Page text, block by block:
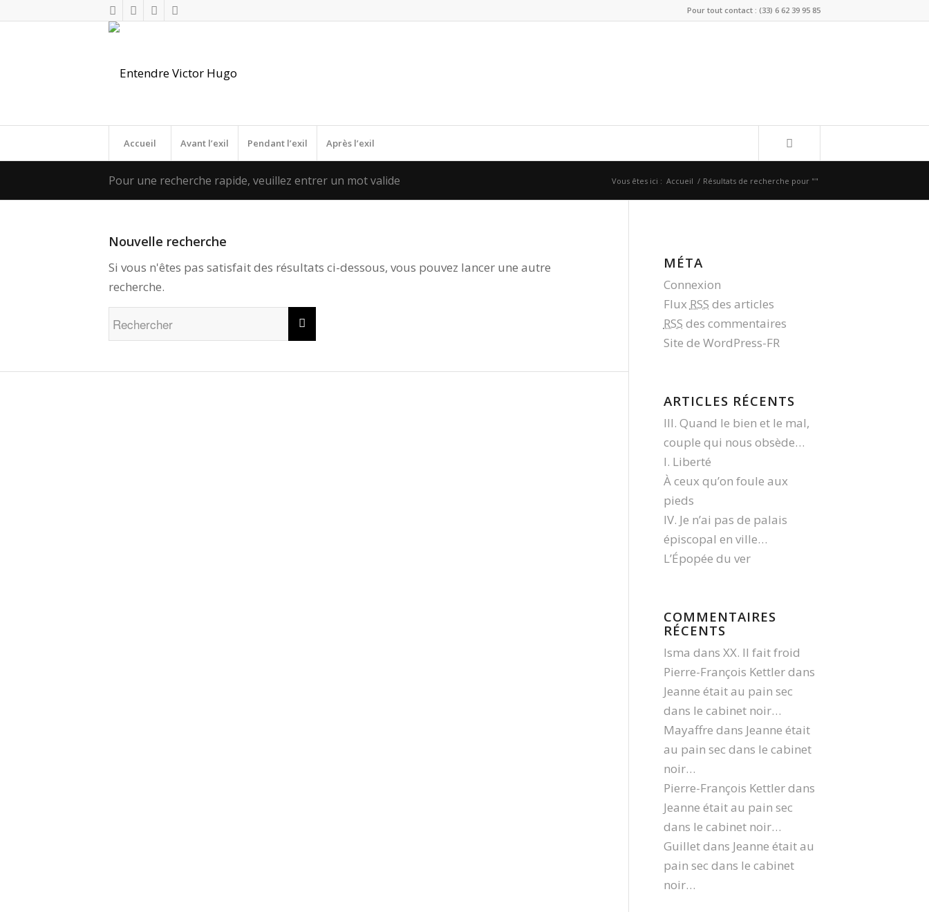
Pour tout contact : (33) 6 62 39 95 85
Accueil Avant l’exil Pendant l’exil Après l’exil
Pour une recherche rapide, veuillez entrer un mot valide Vous êtes ici : Accueil / Résultats de recherche pour ""
Nouvelle recherche
Si vous n'êtes pas satisfait des résultats ci-dessous, vous pouvez lancer une autre
recherche.
MÉTA
Connexion
Flux RSS des articles
RSS des commentaires
Site de WordPress-FR
ARTICLES RÉCENTS
III. Quand le bien et le mal,
couple qui nous obsède…
I. Liberté
À ceux qu’on foule aux
pieds
IV. Je n’ai pas de palais
épiscopal en ville…
L’Épopée du ver
COMMENTAIRES
RÉCENTS
Isma dans XX. Il fait froid
Pierre-François Kettlerdans
Jeanne était au pain sec
dans le cabinet noir…
Mayaffre dans Jeanne était
au pain sec dans le cabinet
noir…
Pierre-François Kettlerdans
Jeanne était au pain sec
dans le cabinet noir…
Guilletdans Jeanne était au
pain sec dans le cabinet
noir…